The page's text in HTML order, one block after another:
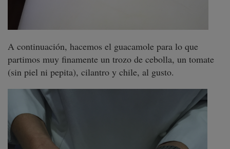
A continuación, hacemos el guacamole para lo que
partimos muy finamente un trozo de cebolla, un tomate
(sin piel ni pepita), cilantro y chile, al gusto.